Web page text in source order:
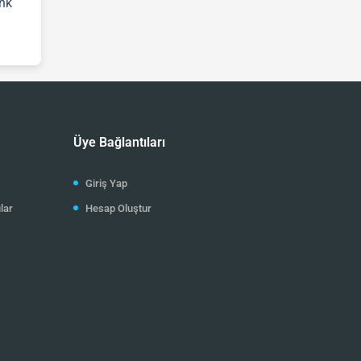
Üye Bağlantıları
Giriş Yap
Hesap Oluştur